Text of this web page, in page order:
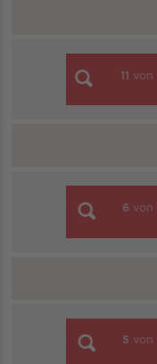
11 von
6 von
5 von